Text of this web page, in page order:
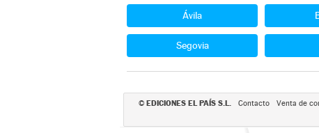
Ávila
Segovia
© EDICIONES EL PAÍS S.L. Contacto Venta de